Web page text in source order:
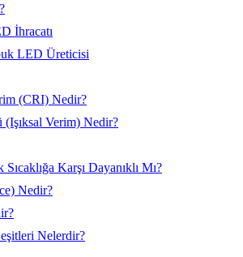
İhracatı
LED Üreticisi
(CRI) Nedir?
Verim) Nedir?
Karşı Dayanıklı Mı?
Nedir?
Nelerdir?